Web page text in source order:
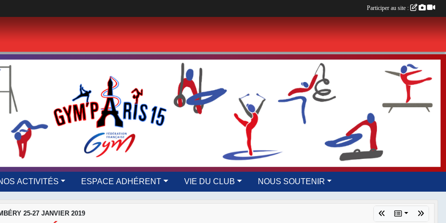
ACTIVITÉS ESPACE ADHÉRENT VIE DU CLUB NOUS SOUTENIR
25-27 JANVIER 2019
Participer au site :